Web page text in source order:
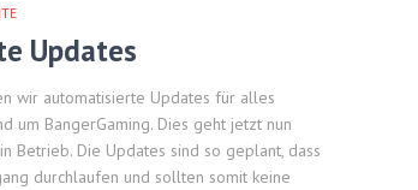
Updates
wir automatisierte Updates für alles
um BangerGaming. Dies geht jetzt nun
Betrieb. Die Updates sind so geplant, dass
durchlaufen und sollten somit keine